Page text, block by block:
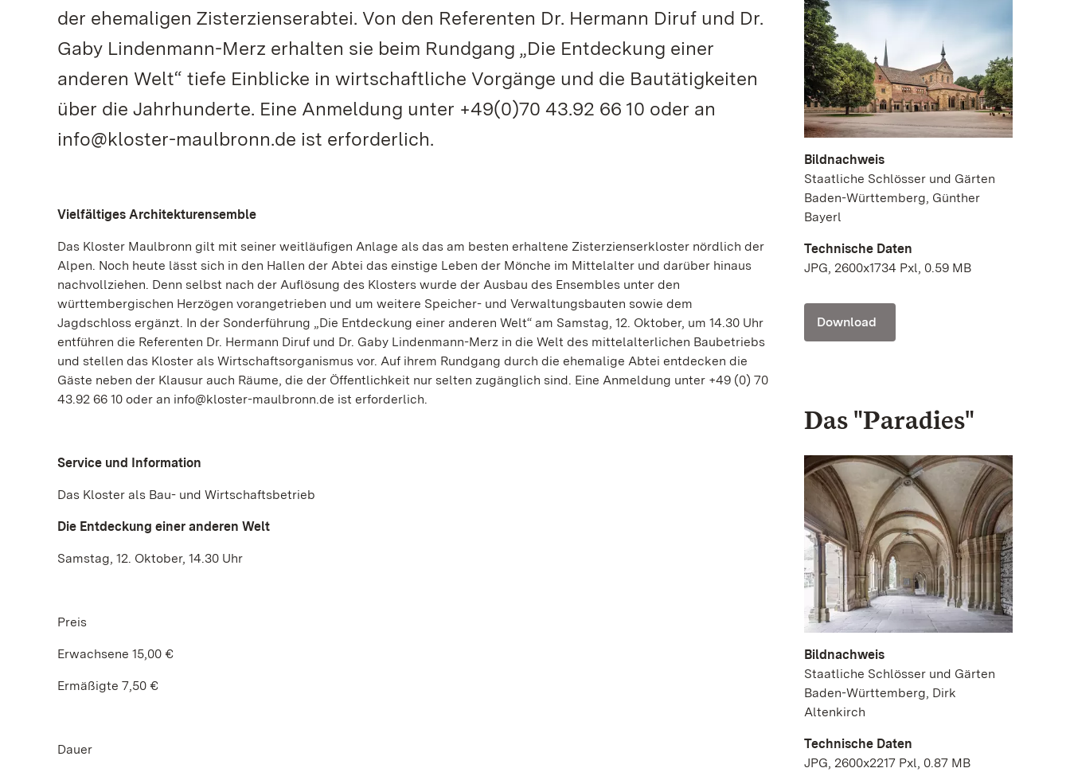
der ehemaligen Zisterzienserabtei. Von den Referenten Dr. Hermann Diruf und Dr.
Gaby Lindenmann-Merz erhalten sie beim Rundgang „Die Entdeckung einer
anderen Welt“ tiefe Einblicke in wirtschaftliche Vorgänge und die Bautätigkeiten
über die Jahrhunderte. Eine Anmeldung unter +49(0)70 43.92 66 10 oder an
info@kloster-maulbronn.de ist erforderlich.
Vielfältiges Architekturensemble
Das Kloster Maulbronn gilt mit seiner weitläufigen Anlage als das am besten erhaltene Zisterzienserkloster nördlich der
Alpen. Noch heute lässt sich in den Hallen der Abtei das einstige Leben der Mönche im Mittelalter und darüber hinaus
nachvollziehen. Denn selbst nach der Auflösung des Klosters wurde der Ausbau des Ensembles unter den
württembergischen Herzögen vorangetrieben und um weitere Speicher- und Verwaltungsbauten sowie dem
Jagdschloss ergänzt. In der Sonderführung „Die Entdeckung einer anderen Welt“ am Samstag, 12. Oktober, um 14.30 Uhr
entführen die Referenten Dr. Hermann Diruf und Dr. Gaby Lindenmann-Merz in die Welt des mittelalterlichen Baubetriebs
und stellen das Kloster als Wirtschaftsorganismus vor. Auf ihrem Rundgang durch die ehemalige Abtei entdecken die
Gäste neben der Klausur auch Räume, die der Öffentlichkeit nur selten zugänglich sind. Eine Anmeldung unter +49 (0) 70
43.92 66 10 oder an info@kloster-maulbronn.de ist erforderlich.
Service und Information
Das Kloster als Bau- und Wirtschaftsbetrieb
Die Entdeckung einer anderen Welt
Samstag, 12. Oktober, 14.30 Uhr
Preis
Erwachsene 15,00 €
Ermäßigte 7,50 €
Dauer
Bildnachweis
Staatliche Schlösser und Gärten
Baden-Württemberg, Günther
Bayerl
Technische Daten
JPG, 2600x1734 Pxl, 0.59 MB
Download
Das "Paradies"
Bildnachweis
Staatliche Schlösser und Gärten
Baden-Württemberg, Dirk
Altenkirch
Technische Daten
JPG, 2600x2217 Pxl, 0.87 MB